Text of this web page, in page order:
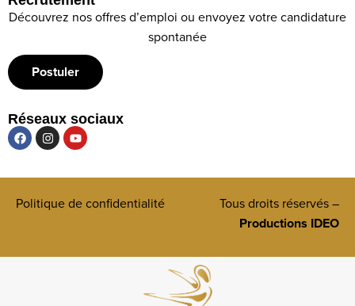
Découvrez nos offres d’emploi ou envoyez votre candidature
spontanée
Postuler
Réseaux sociaux
Politique de confidentialité Tous droits réservés –
Productions IDEO